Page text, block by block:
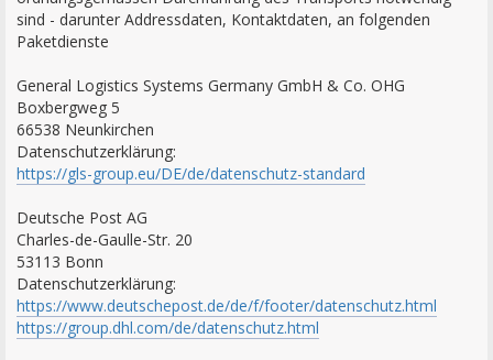
sind - darunter Addressdaten, Kontaktdaten, an folgenden
Paketdienste
General Logistics Systems Germany GmbH & Co. OHG
Boxbergweg 5
66538 Neunkirchen
Datenschutzerklärung:
https://gls-group.eu/DE/de/datenschutz-standard
Deutsche Post AG
Charles-de-Gaulle-Str. 20
53113 Bonn
Datenschutzerklärung:
https://www.deutschepost.de/de/f/footer/datenschutz.html
https://group.dhl.com/de/datenschutz.html